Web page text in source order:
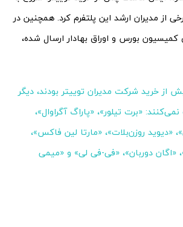
از مدیران ارشد این پلتفرم کرد. همچنین در
کمیسیون بورس و اوراق بهادار ارسال شده،
از خرید شرکت مدیران توییتر بودند، دیگر
«برت تیلور»، «پاراگ آگراوال»،
«دیوید روزن‌بلات»، «مارتا لین فاکس»،
«اگان دوربان»، «فی-فی لی» و «میمی